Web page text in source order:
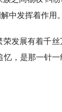
中发挥着作用。
发展有着千丝
，是那一针